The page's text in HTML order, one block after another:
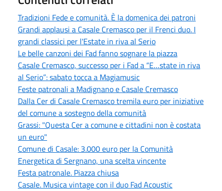
Tradizioni Fede e comunità. È la domenica dei patroni
Grandi applausi a Casale Cremasco per il Frenci duo. I
grandi classici per l'Estate in riva al Serio
Le belle canzoni dei Fad fanno sognare la piazza
Casale Cremasco, successo per i Fad a “E…state in riva
al Serio”: sabato tocca a Magiamusic
Feste patronali a Madignano e Casale Cremasco
Dalla Cer di Casale Cremasco tremila euro per iniziative
del comune a sostegno della comunità
Grassi: "Questa Cer a comune e cittadini non è costata
un euro"
Comune di Casale: 3.000 euro per la Comunità
Energetica di Sergnano, una scelta vincente
Festa patronale. Piazza chiusa
Casale. Musica vintage con il duo Fad Acoustic